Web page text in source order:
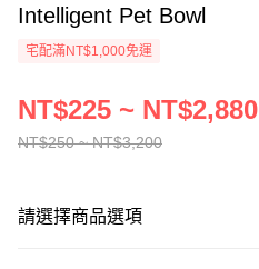
Intelligent Pet Bowl
宅配滿NT$1,000免運
NT$250 ~ NT$3,200
NT$225 ~ NT$2,880
請選擇商品選項